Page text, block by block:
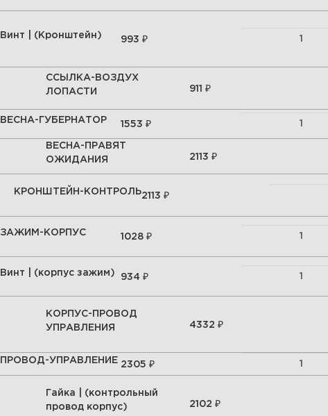
Винт | (Кронштейн) 993 ₽
ССЫЛКА-ВОЗДУХ
ЛОПАСТИ
911 ₽
ВЕСНА-ГУБЕРНАТОР 1553 ₽
ВЕСНА-ПРАВЯТ
ОЖИДАНИЯ
2113 ₽
КРОНШТЕЙН-КОНТРОЛЬ2113 ₽
ЗАЖИМ-КОРПУС 1028 ₽
Винт | (корпус зажим) 934 ₽
КОРПУС-ПРОВОД
УПРАВЛЕНИЯ
4332 ₽
ПРОВОД-УПРАВЛЕНИЕ 2305 ₽
Гайка | (контрольный
провод корпус)
2102 ₽